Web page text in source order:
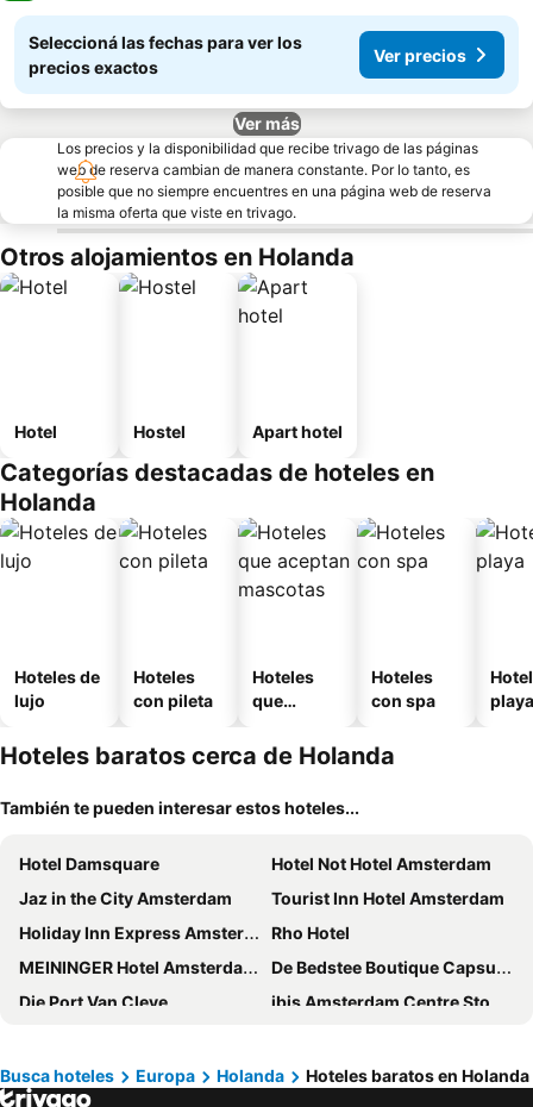
Seleccioná las fechas para ver los
precios exactos
Ver precios
Ver más
Los precios y la disponibilidad que recibe trivago de las páginas
web de reserva cambian de manera constante. Por lo tanto, es
posible que no siempre encuentres en una página web de reserva
la misma oferta que viste en trivago.
Otros alojamientos en Holanda
Hotel Hostel Apart hotel
Categorías destacadas de hoteles en
Holanda
Hoteles de
lujo
Hoteles
con pileta
Hoteles
que
mascotas
Hoteles
con spa
playa
Hoteles baratos cerca de Holanda
También te pueden interesar estos hoteles...
Hotel Damsquare
Hotel Not Hotel Amsterdam
Jaz in the City Amsterdam
Tourist Inn Hotel Amsterdam
Holiday Inn Express Amsterdam - Arena Towers by IHG
Rho Hotel
MEININGER Hotel Amsterdam Amstel
De Bedstee Boutique Capsules
Die Port Van Cleve
ibis Amsterdam Centre Stopera
XO Hotels City Centre
Mercure Amsterdam Sloterdijk Station
Busca hoteles Europa Holanda Hoteles baratos en Holanda